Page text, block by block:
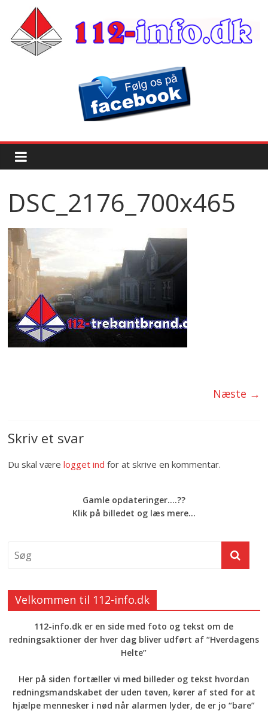
DSC_2176_700x465
Næste →
Skriv et svar
Du skal værelogget ind for at skrive en kommentar.
Gamle opdateringer....??
Klik på billedet og læs mere...
Velkommen til 112-info.dk
112-info.dk er en side med foto og tekst om de
redningsaktioner der hver dag bliver udført af “Hverdagens
Helte”
Her på siden fortæller vi med billeder og tekst hvordan
redningsmandskabet der uden tøven, kører af sted for at
hjælpe mennesker i nød når alarmen lyder, de er jo “bare”